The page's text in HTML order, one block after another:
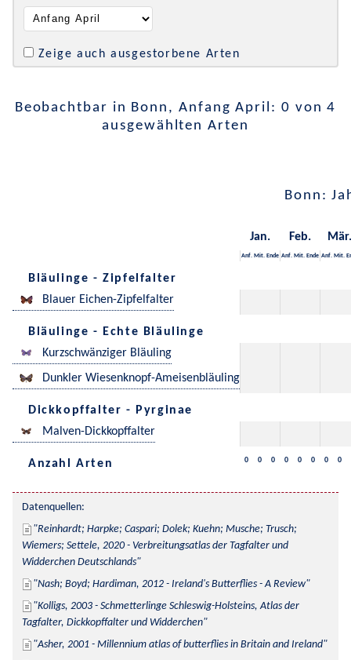
Zeige auch ausgestorbene Arten
Beobachtbar in Bonn, Anfang April: 0 von 4
ausgewählten Arten
Bonn:
Jan. Feb. Mär.
Anf. Mit. Ende Anf. Mit. Ende Anf. Mit.
Bläulinge - Zipfelfalter
Blauer Eichen-Zipfelfalter
Bläulinge - Echte Bläulinge
Kurzschwänziger Bläuling
Dunkler Wiesenknopf-Ameisenbläuling
Dickkopffalter - Pyrginae
Malven-Dickkopffalter
Anzahl Arten 0 0 0 0 0 0 0 0
Datenquellen:
Reinhardt; Harpke; Caspari; Dolek; Kuehn; Musche; Trusch;
Wiemers; Settele, 2020 - Verbreitungsatlas der Tagfalter und
Widderchen Deutschlands
Nash; Boyd; Hardiman, 2012 - Ireland's Butterflies - A Review
Kolligs, 2003 - Schmetterlinge Schleswig-Holsteins, Atlas der
Tagfalter, Dickkopffalter und Widderchen
Asher, 2001 - Millennium atlas of butterflies in Britain and Ireland